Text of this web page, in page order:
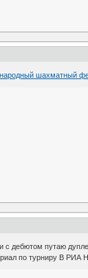
шахматный
с дебютом путаю
по турниру В РИА